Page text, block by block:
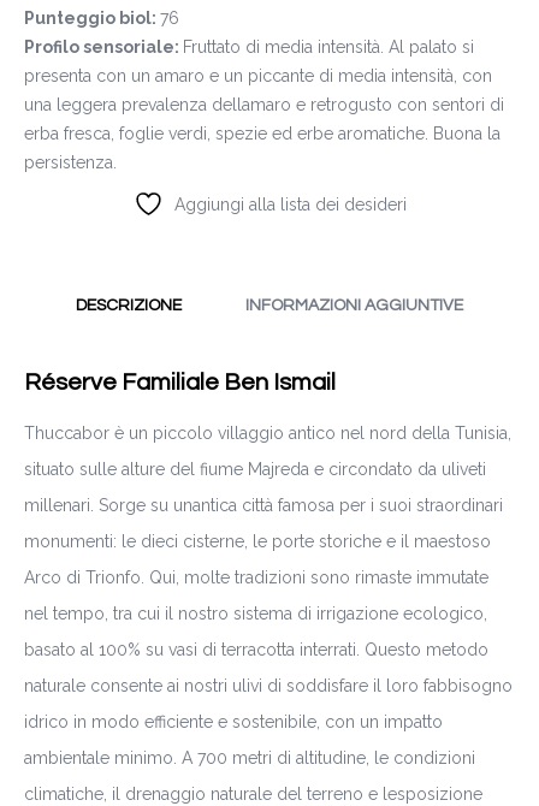
Punteggio biol: 76
Profilo sensoriale: Fruttato di media intensità. Al palato si
presenta con un amaro e un piccante di media intensità, con
una leggera prevalenza dellamaro e retrogusto con sentori di
erba fresca, foglie verdi, spezie ed erbe aromatiche. Buona la
persistenza.
Aggiungi alla lista dei desideri
DESCRIZIONE INFORMAZIONI AGGIUNTIVE
Réserve Familiale Ben Ismail
Thuccabor è un piccolo villaggio antico nel nord della Tunisia,
situato sulle alture del fiume Majreda e circondato da uliveti
millenari. Sorge su unantica città famosa per i suoi straordinari
monumenti: le dieci cisterne, le porte storiche e il maestoso
Arco di Trionfo. Qui, molte tradizioni sono rimaste immutate
nel tempo, tra cui il nostro sistema di irrigazione ecologico,
basato al 100% su vasi di terracotta interrati. Questo metodo
naturale consente ai nostri ulivi di soddisfare il loro fabbisogno
idrico in modo efficiente e sostenibile, con un impatto
ambientale minimo. A 700 metri di altitudine, le condizioni
climatiche, il drenaggio naturale del terreno e lesposizione